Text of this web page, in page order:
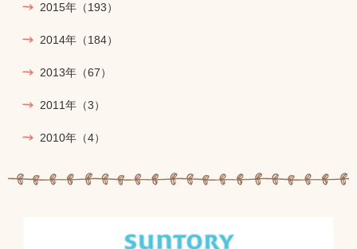
2015年 （193）
2014年 （184）
2013年 （67）
2011年 （3）
2010年 （4）